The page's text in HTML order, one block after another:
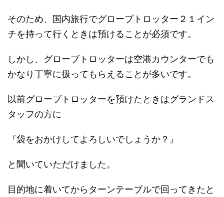
そのため、国内旅行でグローブトロッター２１イン
チを持って行くときは預けることが必須です。
しかし、グローブトロッターは空港カウンターでも
かなり丁寧に扱ってもらえることが多いです。
以前グローブトロッターを預けたときはグランドス
タッフの方に
『袋をおかけしてよろしいでしょうか？』
と聞いていただけました。
目的地に着いてからターンテーブルで回ってきたと